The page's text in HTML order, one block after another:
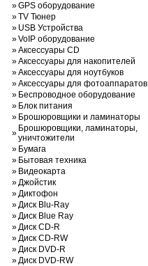
»GPS оборудование
»TV Тюнер
» USB Устройства
»VoIP оборудование
»Аксессуары CD
»Аксессуары для накопителей
»Аксессуары для ноутбуков
»Аксессуары для фотоаппаратов
» Беспроводное оборудование
» Блок питания
» Брошюровщики и ламинаторы
» Брошюровщики, ламинаторы,
уничтожители
» Бумага
» Бытовая техника
» Видеокарта
»Джойстик
»Диктофон
»Диск Blu-Ray
»Диск Blue Ray
»Диск CD-R
»Диск CD-RW
»Диск DVD-R
»Диск DVD-RW